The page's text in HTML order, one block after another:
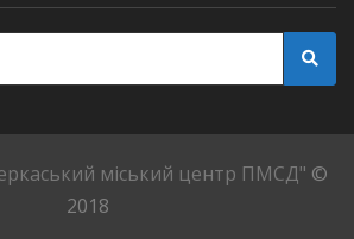
міський центр ПМСД" ©
2018